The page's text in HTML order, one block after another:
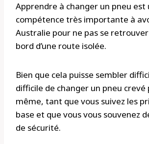
​Apprendre à changer un pneu est
compétence très importante à
Australie pour ne pas se
bord d’une route isolée.
Bien que cela puisse sembler
difficile de changer un pneu crevé
même, tant que vous suivez les
base et que vous vous souvenez
de sécurité.